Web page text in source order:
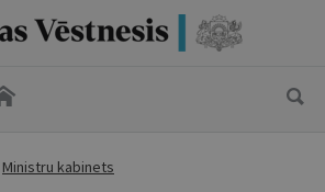
Ministru kabinets